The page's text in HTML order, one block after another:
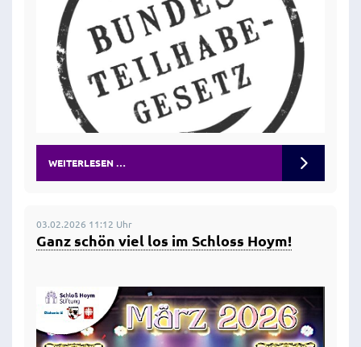
WEITERLESEN …
03.02.2026 11:12 Uhr
Ganz schön viel los im Schloss Hoym!